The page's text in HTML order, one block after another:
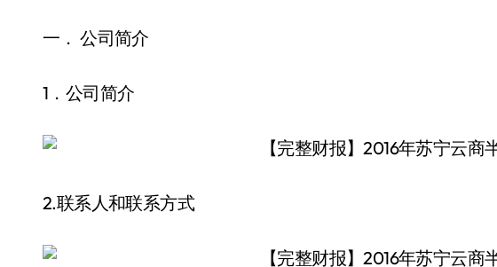
一． 公司简介
1．公司简介
2.联系人和联系方式